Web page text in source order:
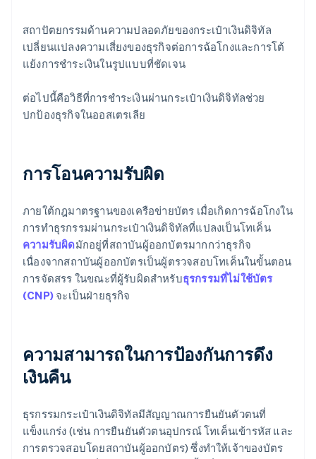
สถาปัตยกรรมด้านความปลอดภัยของกระเป๋าเงินดิจิทัล
เปลี่ยนแปลงความเสี่ยงของธุรกิจต่อการฉ้อโกงและการโต้
แย้งการชำระเงินในรูปแบบที่ชัดเจน
ต่อไปนี้คือวิธีที่การชำระเงินผ่านกระเป๋าเงินดิจิทัลช่วย
ปกป้องธุรกิจในออสเตรเลีย
การโอนความรับผิด
ภายใต้กฎมาตรฐานของเครือข่ายบัตร เมื่อเกิดการฉ้อโกงใน
การทำธุรกรรมผ่านกระเป๋าเงินดิจิทัลที่แปลงเป็นโทเค็น
ความรับผิดมักอยู่ที่สถาบันผู้ออกบัตรมากกว่าธุรกิจ
เนื่องจากสถาบันผู้ออกบัตรเป็นผู้ตรวจสอบโทเค็นในขั้นตอน
การจัดสรร ในขณะที่ผู้รับผิดสำหรับธุรกรรมที่ไม่ใช้บัตร
(CNP) จะเป็นฝ่ายธุรกิจ
ความสามารถในการป้องกันการดึง
เงินคืน
ธุรกรรมกระเป๋าเงินดิจิทัลมีสัญญาณการยืนยันตัวตนที่
แข็งแกร่ง (เช่น การยืนยันตัวตนอุปกรณ์ โทเค็นเข้ารหัส และ
การตรวจสอบโดยสถาบันผู้ออกบัตร) ซึ่งทำให้เจ้าของบัตร